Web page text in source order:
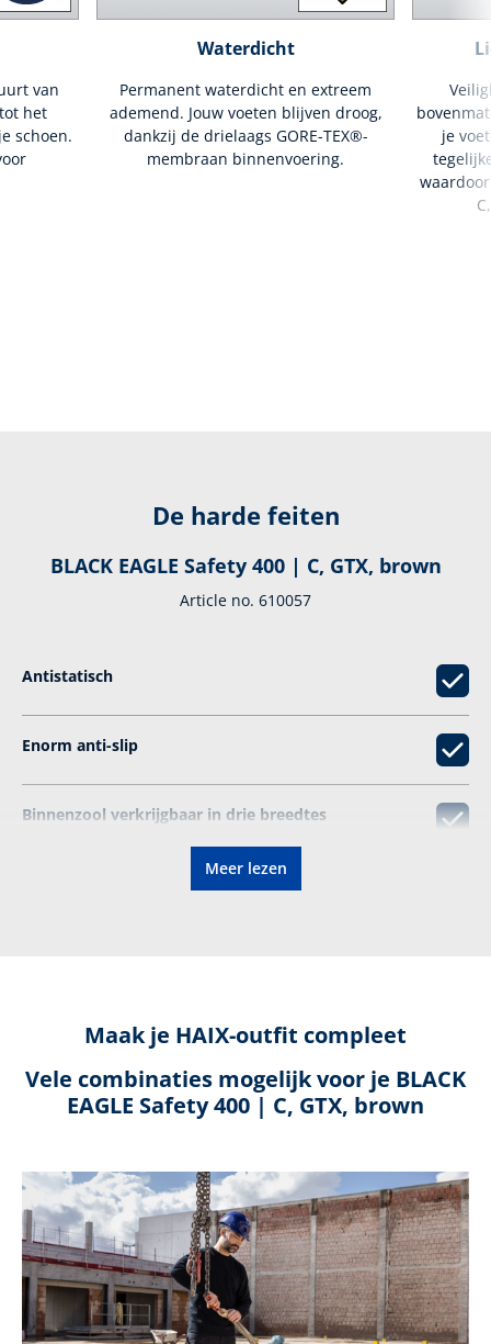
van
het
schoen.
Waterdicht
Permanent waterdicht en extreem
ademend. Jouw voeten blijven droog,
dankzij de drielaags GORE-TEX®-
membraan binnenvoering.
je
waardoor
De harde feiten
BLACK EAGLE Safety 400 | C, GTX, brown
Article no. 610057
Antistatisch
Enorm anti-­slip
Binnenzool verkrijgbaar in drie breedtes
Beschermende kap
XLR8
Gecertificeerde orthopedische binnenzool
Meer lezen
Maak je HAIX-outfit compleet
Vele combinaties mogelijk voor je BLACK
EAGLE Safety 400 | C, GTX, brown